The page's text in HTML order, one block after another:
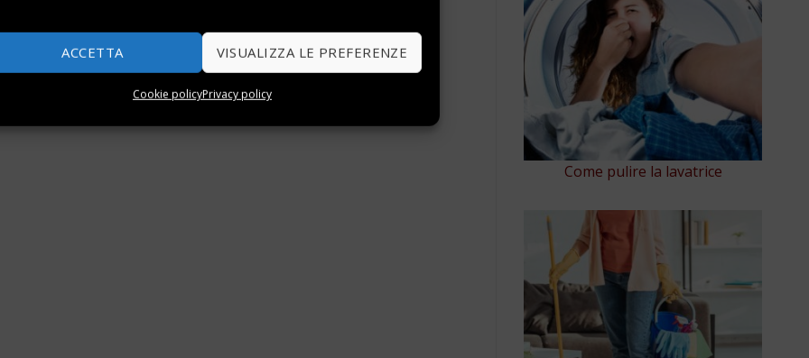
ACCETTA VISUALIZZA LE PREFERENZE
Cookie policyPrivacy policy
Come pulire la lavatrice